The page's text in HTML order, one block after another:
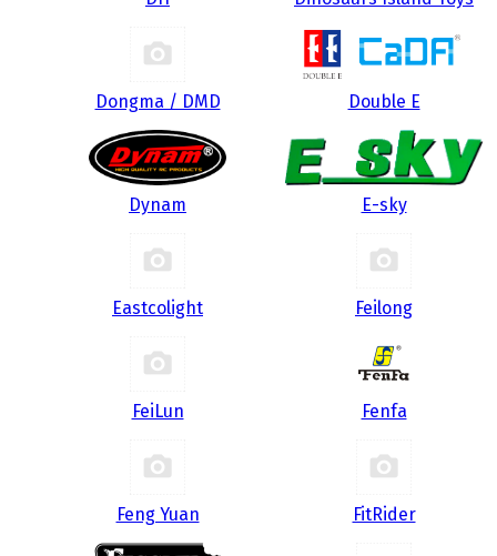
Dongma / DMD Double E
Dynam E-sky
Eastcolight Feilong
FeiLun Fenfa
Feng Yuan FitRider